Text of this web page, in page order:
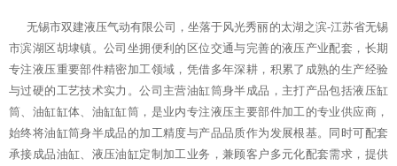
无锡市双建液压气动有限公司，坐落于风光秀丽的太湖之滨-江苏省无锡
市滨湖区胡埭镇。公司坐拥便利的区位交通与完善的液压产业配套，长期
专注液压重要部件精密加工领域，凭借多年深耕，积累了成熟的生产经验
与过硬的工艺技术实力。公司主营油缸筒身半成品，主打产品包括液压缸
筒、油缸缸体、油缸缸筒，是业内专注液压主要部件加工的专业供应商，
始终将油缸筒身半成品的加工精度与产品品质作为发展根基。同时可配套
承接成品油缸、液压油缸定制加工业务，兼顾客户多元化配套需求，提供